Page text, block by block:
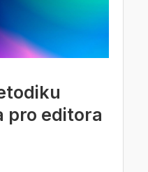
pro editora